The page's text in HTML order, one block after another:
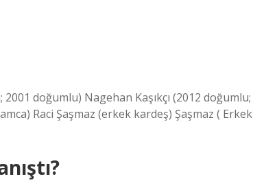
doğumlu) Nagehan Kaşıkçı (2012 doğumlu;
Raci Şaşmaz (erkek kardeş) Şaşmaz ( Erkek